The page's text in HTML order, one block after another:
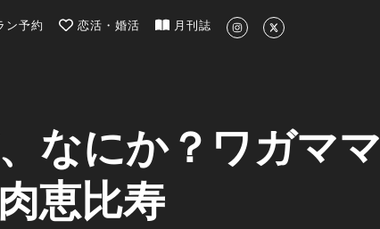
ー | 最新のグルメ、洗練されたライフスタイル情報
ン予約 恋活・婚活 月刊誌
なにか？ワガママ
恵比寿